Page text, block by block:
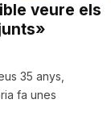
veure els
35 anys,
fa unes